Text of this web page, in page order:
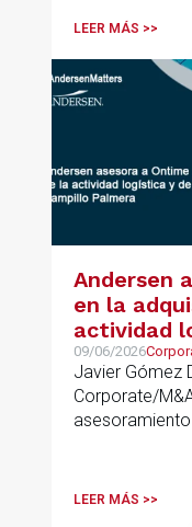
LEER MÁS >>
Andersen
en la
actividad
transporte
Palmera
09/06/2026
Javier Gómez
Corporate/
LEER MÁS >>